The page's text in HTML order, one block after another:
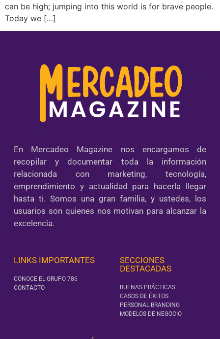
can be high; jumping into this world is for brave people.
Today we […]
En Mercadeo Magazine nos encargamos de
recopilar y documentar toda la información
relacionada con marketing, tecnología,
emprendimiento y actualidad para hacerla llegar
hasta ti. Somos una gran familia, y ustedes, los
usuarios son quienes nos motivan para alcanzar la
excelencia.
LINKS IMPORTANTES
CONOCE EL GRUPO 786
CONTACTO
SECCIONES
DESTACADAS
BUENAS PRÁCTICAS
CASOS DE ÉXITOS
PERSONAL BRANDING
MODELOS DE NEGOCIO